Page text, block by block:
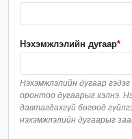
Нэхэмжлэлийн дугаар*
Нэхэмжлэлийн дугаар
оронтоо дугаарыг хэлнэ.
давтагдахгүй бөгөөд
нэхэмжлэлийн дугаарыг